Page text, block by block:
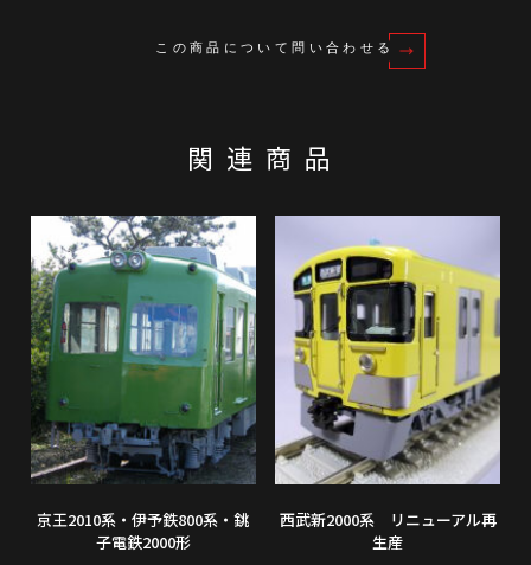
この商品について問い合わせる
関連商品
京王2010系・伊予鉄800系・銚
子電鉄2000形
西武新2000系 リニューアル再
生産